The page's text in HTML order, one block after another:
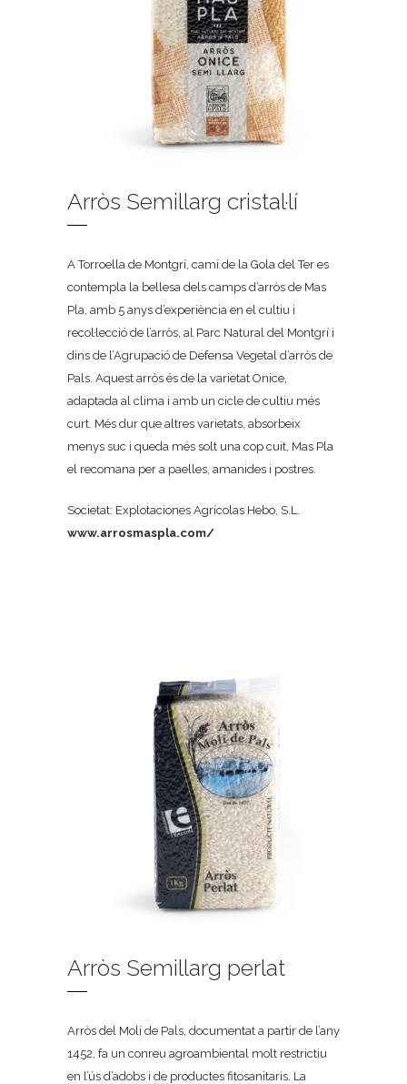
Arròs Semillarg cristal·lí
A Torroella de Montgrí, camí de la Gola del Ter es
contempla la bellesa dels camps d’arròs de Mas
Pla, amb 5 anys d’experiència en el cultiu i
recol·lecció de l’arròs, al Parc Natural del Montgrí i
dins de l’Agrupació de Defensa Vegetal d’arròs de
Pals. Aquest arròs és de la varietat Onice,
adaptada al clima i amb un cicle de cultiu més
curt. Més dur que altres varietats, absorbeix
menys suc i queda més solt una cop cuit, Mas Pla
el recomana per a paelles, amanides i postres.
Societat: Explotaciones Agrícolas Hebo, S.L.
www.arrosmaspla.com/
Arròs Semillarg perlat
Arròs del Molí de Pals, documentat a partir de l’any
1452, fa un conreu agroambiental molt restrictiu
en l’ús d’adobs i de productes fitosanitaris. La